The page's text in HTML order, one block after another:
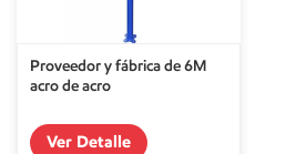
Proveedor y fábrica de 6M
acro de acro
Ver Detalle